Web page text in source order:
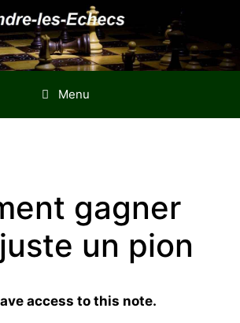
Menu
gagner
un pion
access to this note.